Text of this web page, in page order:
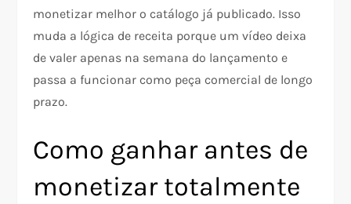
monetizar melhor o catálogo já publicado. Isso
muda a lógica de receita porque um vídeo deixa
de valer apenas na semana do lançamento e
passa a funcionar como peça comercial de longo
prazo.​
Como ganhar antes de
monetizar totalmente